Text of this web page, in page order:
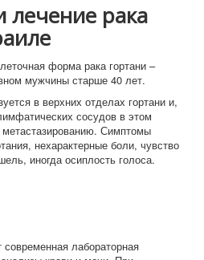
лечение рака
форма рака гортани –
мужчины старше 40 лет.
в верхних отделах гортани и,
сосудов в этом
Симптомы
нехарактерные боли, чувство
иногда осиплость голоса.
лабораторная